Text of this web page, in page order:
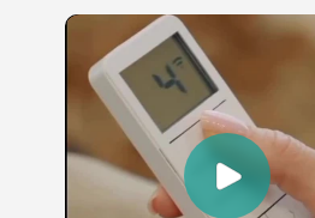
Политика конфиденциальности
Умный дом
Стать партнером
Электрокарнизы Onviz